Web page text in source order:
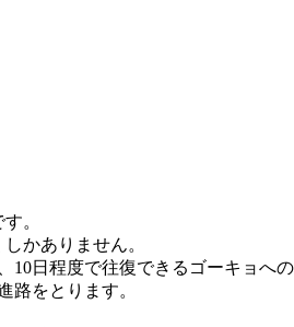
。
かありません。
日程度で往復できるゴーキョへ
路をとります。